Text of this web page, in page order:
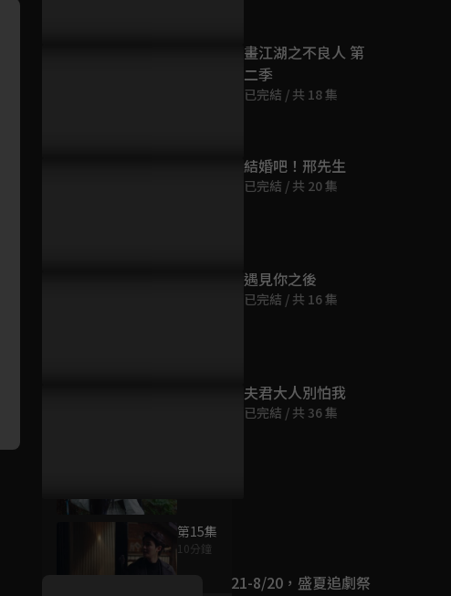
第15集
10分鐘
畫江湖之不良人 第
二季
已完結 / 共 18 集
結婚吧！邢先生
已完結 / 共 20 集
遇見你之後
已完結 / 共 16 集
夫君大人別怕我
已完結 / 共 36 集
好康資訊
7/21-8/20，盛夏追劇祭